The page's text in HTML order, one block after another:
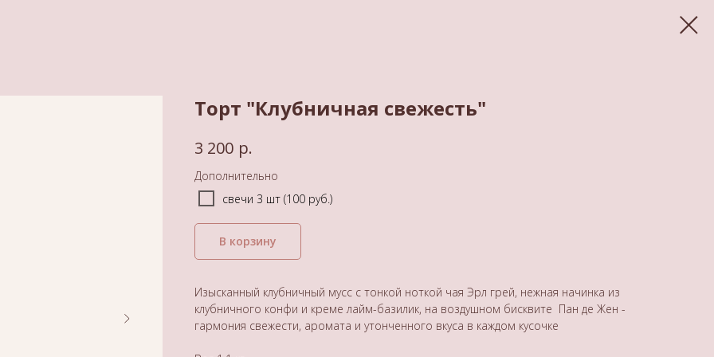
Торт "Клубничная свежесть"
3 200 р.
Дополнительно
свечи 3 шт (100 руб.)
В корзину
Изысканный клубничный мусс с тонкой ноткой чая Эрл грей, нежная начинка из
клубничного конфи и креме лайм-базилик, на воздушном бисквите Пан де Жен -
гармония свежести, аромата и утонченного вкуса в каждом кусочке